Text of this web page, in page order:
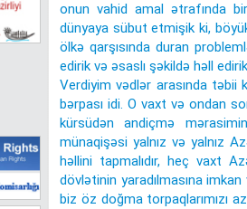
onun vahid amal ətrafında
dünyaya sübut etmişik ki,
ölkə qarşısında duran
edirik və əsaslı şəkildə həll
Verdiyim vədlər arasında təbii
bərpası idi. O vaxt və ondan
kürsüdən andiçmə
münaqişəsi yalnız və yalnız
həllini tapmalıdır, heç vaxt
dövlətinin yaradılmasına
biz öz doğma torpaqlarımızı